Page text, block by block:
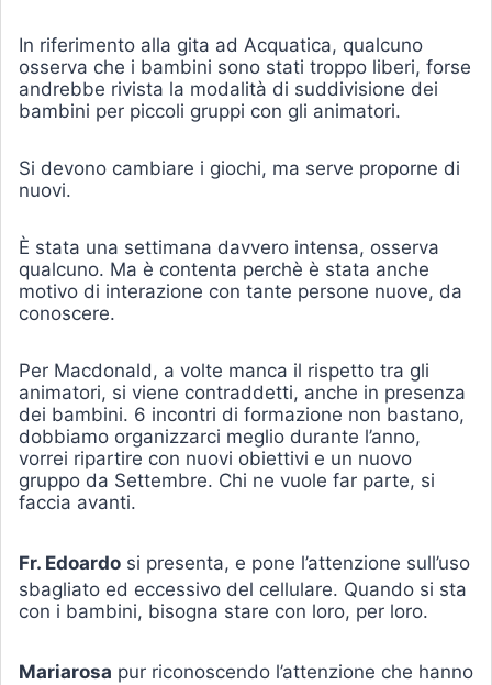
In riferimento alla gita ad Acquatica, qualcuno
osserva che i bambini sono stati troppo liberi, forse
andrebbe rivista la modalità di suddivisione dei
bambini per piccoli gruppi con gli animatori.
Si devono cambiare i giochi, ma serve proporne di
nuovi.
È stata una settimana davvero intensa, osserva
qualcuno. Ma è contenta perchè è stata anche
motivo di interazione con tante persone nuove, da
conoscere.
Per Macdonald, a volte manca il rispetto tra gli
animatori, si viene contraddetti, anche in presenza
dei bambini. 6 incontri di formazione non bastano,
dobbiamo organizzarci meglio durante l’anno,
vorrei ripartire con nuovi obiettivi e un nuovo
gruppo da Settembre. Chi ne vuole far parte, si
faccia avanti.
Fr. Edoardo si presenta, e pone l’attenzione sull’uso
sbagliato ed eccessivo del cellulare. Quando si sta
con i bambini, bisogna stare con loro, per loro.
Mariarosa pur riconoscendo l’attenzione che hanno